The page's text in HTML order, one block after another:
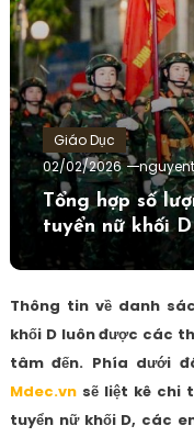
Giáo Dục
02/02/2026
Tổng hợp số
tuyển nữ khối D
Thông tin về danh
khối D luôn được các
tâm đến. Phía dưới
Mdec.vnsẽ liệt kê chi
tuyển nữ khối D, các